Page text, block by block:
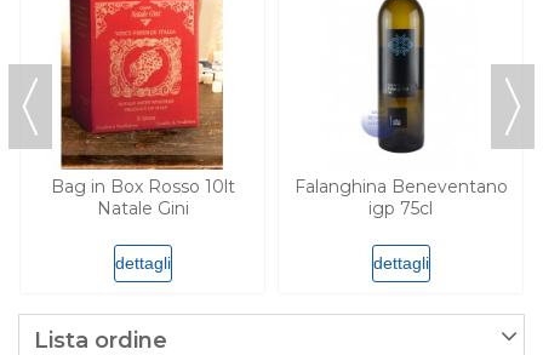
Bag in Box Rosso 10lt
Natale Gini
dettagli
Falanghina Beneventano
igp 75cl
dettagli
Lista ordine